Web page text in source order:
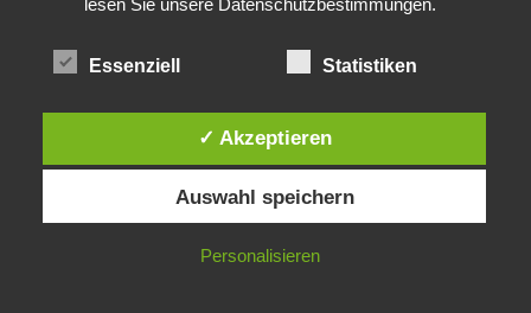
Juli 2010
März 2009
Diese Website verwendet Cookies. Durch die weitere Nutzung dieser
Website stimmst du der Verwendung von Cookies zu.
IN ORDNUNG
Essenziell Statistiken
✓ Akzeptieren
Auswahl speichern
Personalisieren